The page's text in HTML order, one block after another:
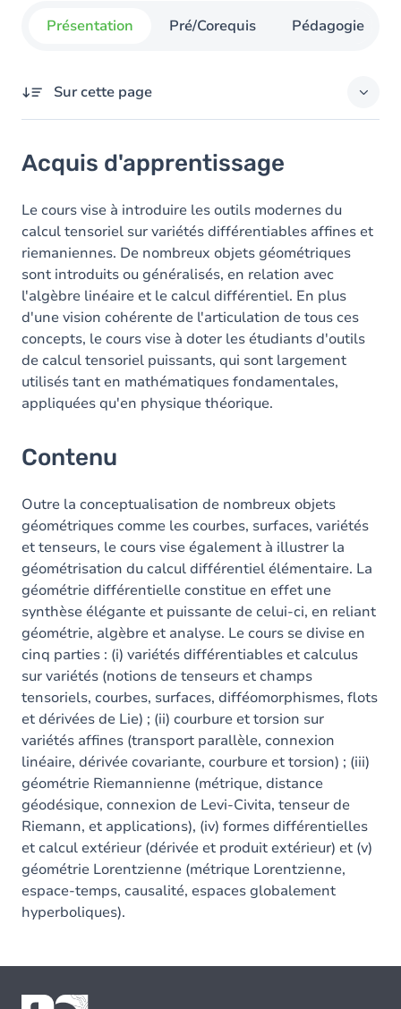
Présentation Pré/Corequis Pédagogie
Sur cette page
Contenu
Acquis d'apprentissage
Le cours vise à introduire les outils modernes du
calcul tensoriel sur variétés différentiables affines et
riemaniennes. De nombreux objets géométriques
sont introduits ou généralisés, en relation avec
l'algèbre linéaire et le calcul différentiel. En plus
d'une vision cohérente de l'articulation de tous ces
concepts, le cours vise à doter les étudiants d'outils
de calcul tensoriel puissants, qui sont largement
utilisés tant en mathématiques fondamentales,
appliquées qu'en physique théorique.
Contenu
Outre la conceptualisation de nombreux objets
géométriques comme les courbes, surfaces, variétés
et tenseurs, le cours vise également à illustrer la
géométrisation du calcul différentiel élémentaire. La
géométrie différentielle constitue en effet une
synthèse élégante et puissante de celui-ci, en reliant
géométrie, algèbre et analyse. Le cours se divise en
cinq parties : (i) variétés différentiables et calculus
sur variétés (notions de tenseurs et champs
tensoriels, courbes, surfaces, difféomorphismes, flots
et dérivées de Lie) ; (ii) courbure et torsion sur
variétés affines (transport parallèle, connexion
linéaire, dérivée covariante, courbure et torsion) ; (iii)
géométrie Riemannienne (métrique, distance
géodésique, connexion de Levi-Civita, tenseur de
Riemann, et applications), (iv) formes différentielles
et calcul extérieur (dérivée et produit extérieur) et (v)
géométrie Lorentzienne (métrique Lorentzienne,
espace-temps, causalité, espaces globalement
hyperboliques).